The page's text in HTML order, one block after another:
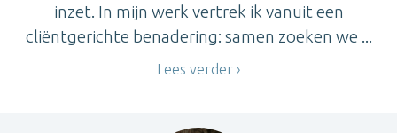
inzet. In mijn werk vertrek ik vanuit een
cliëntgerichte benadering: samen zoeken we ...
Lees verder